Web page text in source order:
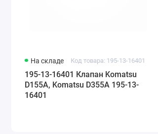
На складе Код товара: 195-13-16401
195-13-16401 Клапан Komatsu
D155A, Komatsu D355A 195-13-
16401